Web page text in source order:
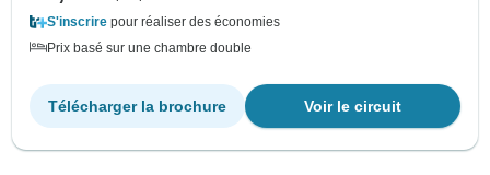
S'inscrire pour réaliser des économies
Prix basé sur une chambre double
Voir le circuit
Télécharger la brochure